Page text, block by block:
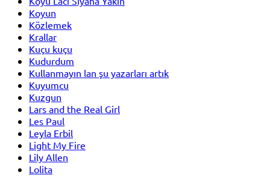
Koyun
Közlemek
Krallar
Kuçu kuçu
Kudurdum
Kullanmayın lan şu yazarları artık
Kuyumcu
Kuzgun
Lars and the Real Girl
Les Paul
Leyla Erbil
Light My Fire
Lily Allen
Lolita